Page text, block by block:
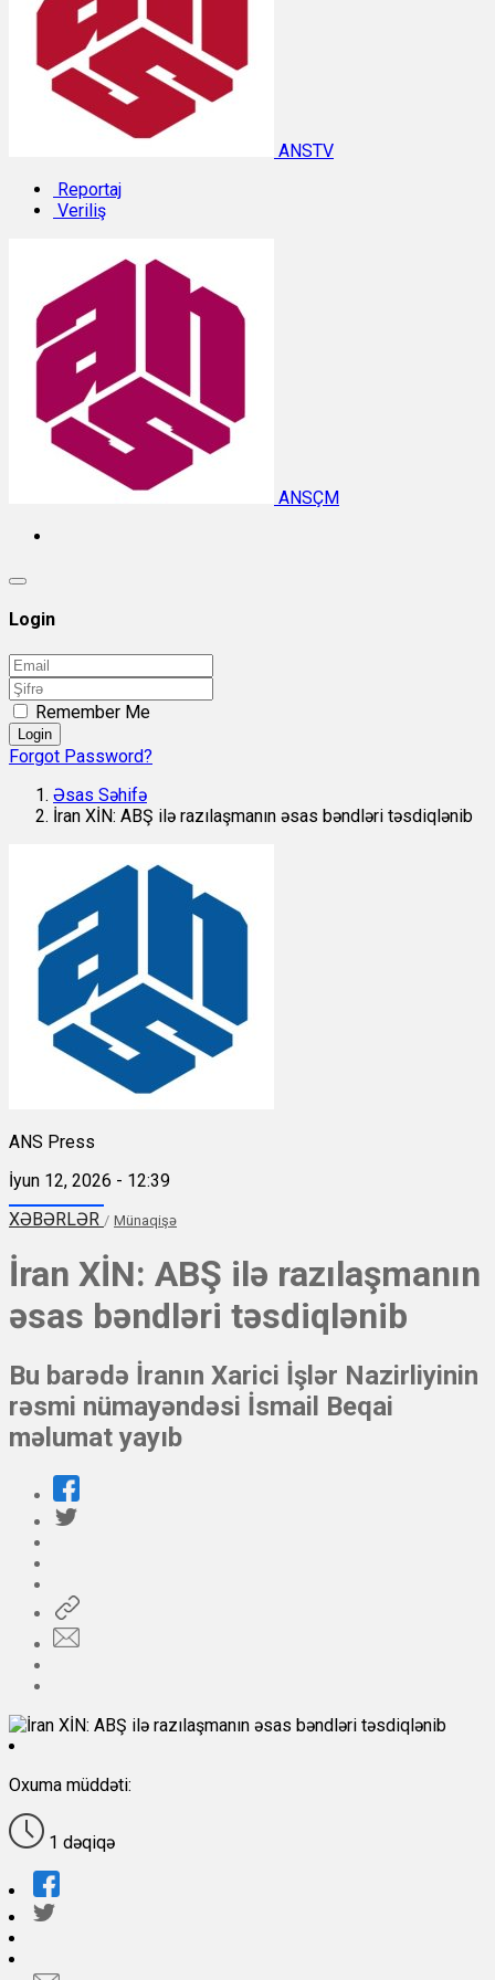
ANSTV
Reportaj
Veriliş
ANSÇM
Login
Remember Me
Login
Forgot Password?
Əsas Səhifə
İran XİN: ABŞ ilə razılaşmanın əsas bəndləri təsdiqlənib
ANS Press
İyun 12, 2026 - 12:39
XƏBƏRLƏR / Münaqişə
İran XİN: ABŞ ilə razılaşmanın
əsas bəndləri təsdiqlənib
Bu barədə İranın Xarici İşlər Nazirliyinin
rəsmi nümayəndəsi İsmail Beqai
məlumat yayıb
Oxuma müddəti:
1 dəqiqə